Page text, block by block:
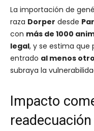
La importación de
raza Dorper desde
con más de 1000
legal, y se estima que
entrado al menos
subraya la
Impacto